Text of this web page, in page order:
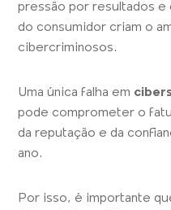
pressão por resultados
do consumidor criam o
cibercriminosos.
Uma única falha em
pode comprometer o
da reputação e da
ano.
Por isso, é importante